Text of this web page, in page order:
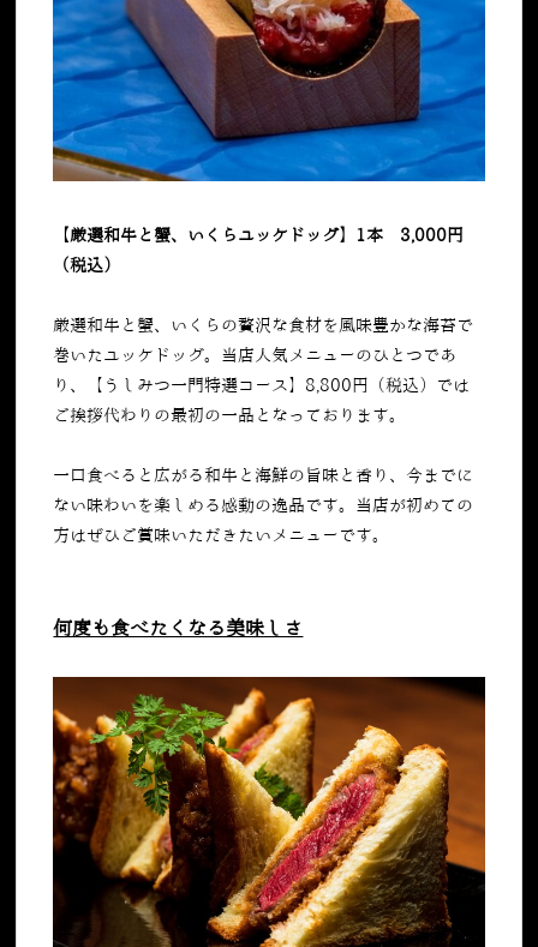
【厳選和牛と蟹、いくらユッケドッグ】1本 3,000円
（税込）
厳選和牛と蟹、いくらの贅沢な食材を風味豊かな海苔で
巻いたユッケドッグ。当店人気メニューのひとつであ
り、【うしみつ一門特選コース】8,800円（税込）では
ご挨拶代わりの最初の一品となっております。
一口食べると広がる和牛と海鮮の旨味と香り、今までに
ない味わいを楽しめる感動の逸品です。当店が初めての
方はぜひご賞味いただきたいメニューです。
何度も食べたくなる美味しさ